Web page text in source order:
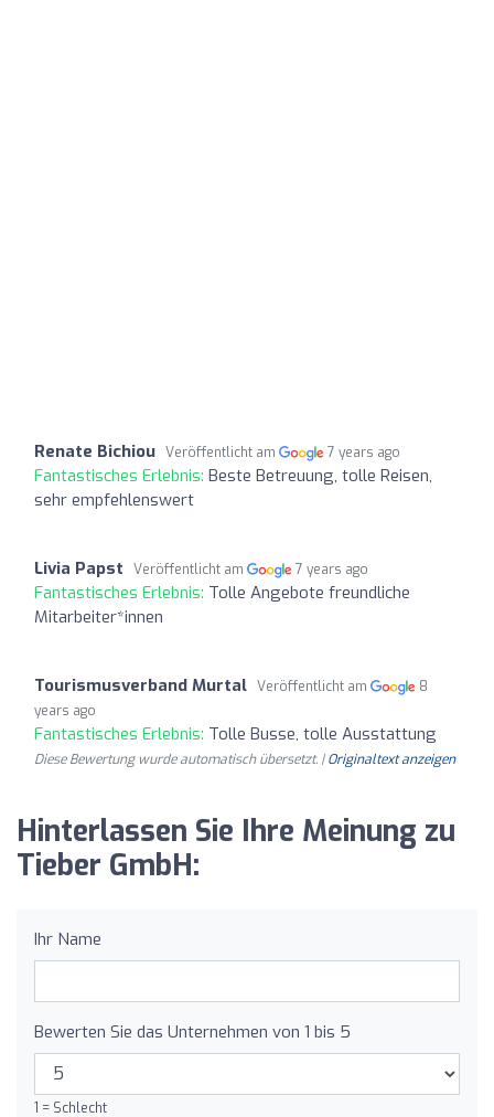
Renate Bichiou Veröffentlicht am 7 years ago
Fantastisches Erlebnis: Beste Betreuung, tolle Reisen,
sehr empfehlenswert
Livia Papst Veröffentlicht am 7 years ago
Fantastisches Erlebnis: Tolle Angebote freundliche
Mitarbeiter*innen
Tourismusverband Murtal Veröffentlicht am
8
years ago
Fantastisches Erlebnis: Tolle Busse, tolle Ausstattung
Diese Bewertung wurde automatisch übersetzt. |Originaltext anzeigen
Hinterlassen Sie Ihre Meinung zu
Tieber GmbH:
Ihr Name
Bewerten Sie das Unternehmen von 1 bis 5
1 = Schlecht